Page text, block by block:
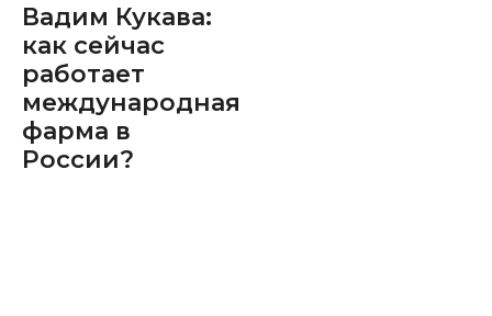
Вадим Кукава:
как сейчас
работает
международная
фарма в
России?